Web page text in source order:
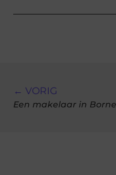
← VORIG
Een makelaar in